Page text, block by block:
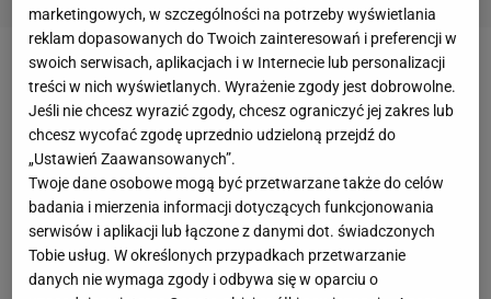
Kylian Mbappe to zdecydowanie jeden z najlepszych
piłkarzyParis Saint-Germain. Od kilku lat media
spekulują o sensacyjnym transferze zawodnika,
jednak paryski klub ma co do niego inne plany.
Władze PSGchciałyby zatrzymać u siebie Francuza i
proponują mu ogromną pensję wynoszącą 600 tys.
funtów tygodniowo - podaje hiszpański "AS".
marketingowych, w szczególności na potrzeby wyświetlania
reklam dopasowanych do Twoich zainteresowań i preferencji w
swoich serwisach, aplikacjach i w Internecie lub personalizacji
treści w nich wyświetlanych. Wyrażenie zgody jest dobrowolne.
Jeśli nie chcesz wyrazić zgody, chcesz ograniczyć jej zakres lub
chcesz wycofać zgodę uprzednio udzieloną przejdź do
„Ustawień Zaawansowanych”.
Twoje dane osobowe mogą być przetwarzane także do celów
badania i mierzenia informacji dotyczących funkcjonowania
serwisów i aplikacji lub łączone z danymi dot. świadczonych
Tobie usług. W określonych przypadkach przetwarzanie
danych nie wymaga zgody i odbywa się w oparciu o